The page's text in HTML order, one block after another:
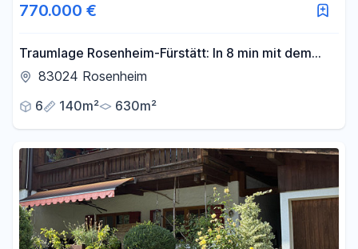
770.000 €
Traumlage Rosenheim-Fürstätt: In 8 min mit dem
Radl zum Bahnhof
83024 Rosenheim
6
140m² 630m²